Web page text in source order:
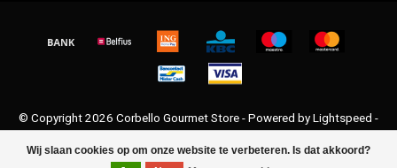
Wij slaan cookies op om onze website te verbeteren. Is dat akkoord?
© Copyright 2026 Corbello Gourmet Store - Powered byLightspeed -
Lightspeed design by Dyvelopment